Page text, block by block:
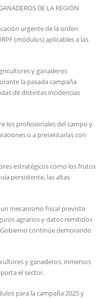
DE LA REGIÓN
urgente de la orden
(módulos) aplicables a las
y ganaderos
la pasada campaña
de distintas incidencias
los profesionales del campo y
o a presentarlas con
estratégicos como los frutos
persistente, las altas
mecanismo fiscal previsto
agrarios y datos remitidos
continúe demorando
y ganaderos, inmersos
el sector.
para la campaña 2025 y